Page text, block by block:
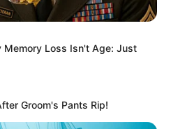
Loss Isn't Age: Just
Groom's Pants Rip!